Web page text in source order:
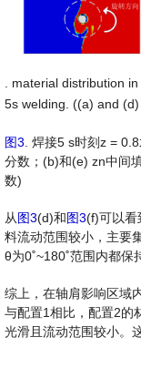
. material distribution
5s welding. ((a) and
图3 . 焊接5 s时刻z =
分数；(b)和(e) zn中间
数)
从图3(d)和图3(f)可以看
料流动范围较小，主要
θ为0˚~180˚范围内都保
综上，在轴肩影响区域
与配置1相比，配置2的
光滑且流动范围较小。